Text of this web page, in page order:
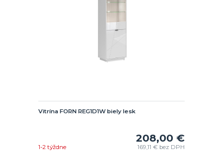
Vitrína FORN REG1D1W biely lesk
208,00 €
169,11 € bez DPH
1-2 týždne